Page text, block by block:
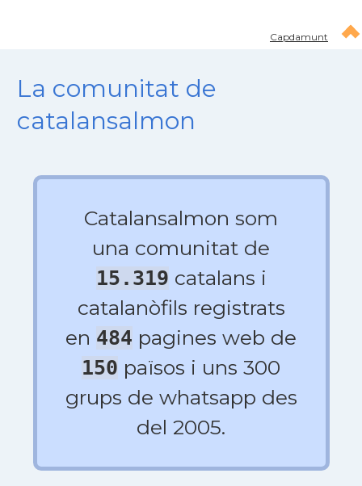
Capdamunt
La comunitat de
catalansalmon
Catalansalmon som
una comunitat de
15.319 catalans i
catalanòfils registrats
en 484 pagines web de
150 països i uns 300
grups de whatsapp des
del 2005.